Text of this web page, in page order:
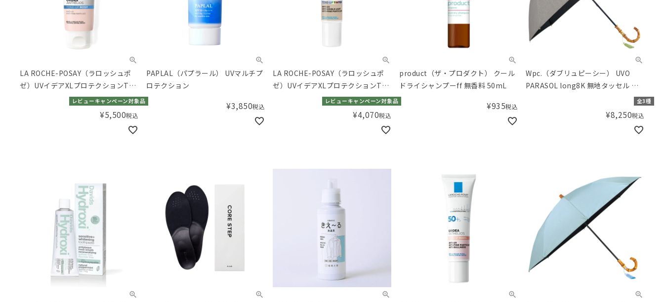
LA ROCHE-POSAY（ラロッシュポ
ゼ）UVイデアXLプロテクションTア
レビューキャンペーン対象品
¥5,500税込
PAPLAL（パプラール） UVマルチプ
ロテクション
¥3,850税込
LA ROCHE-POSAY（ラロッシュポ
ゼ）UVイデアXLプロテクションTU
ティント 30mL レビューキャンペーン対象品
¥4,070税込
product（ザ・プロダクト） クール
ドライシャンプーff 無香料 50mL
¥935税込
Wpc.（ダブリュピーシー） UVO
PARASOL long8K 無地タッセル 日
全3種
¥8,250税込